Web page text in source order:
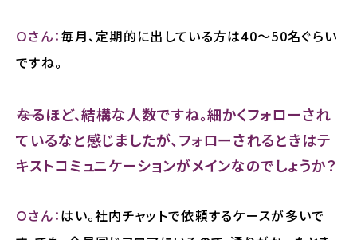
Ｏさん：毎月、定期的に出している方は40～50名ぐらい
ですね。
――なるほど、結構な人数ですね。細かくフォローされ
ているなと感じましたが、フォローされるときはテ
キストコミュニケーションがメインなのでしょうか？
Ｏさん：はい。社内チャットで依頼するケースが多いで